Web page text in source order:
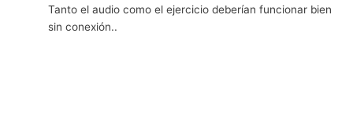
Tanto el audio como el ejercicio deberían funcionar bien
sin conexión..